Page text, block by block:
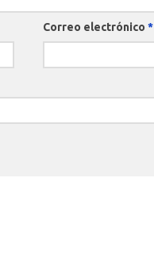
Correo electrónico*